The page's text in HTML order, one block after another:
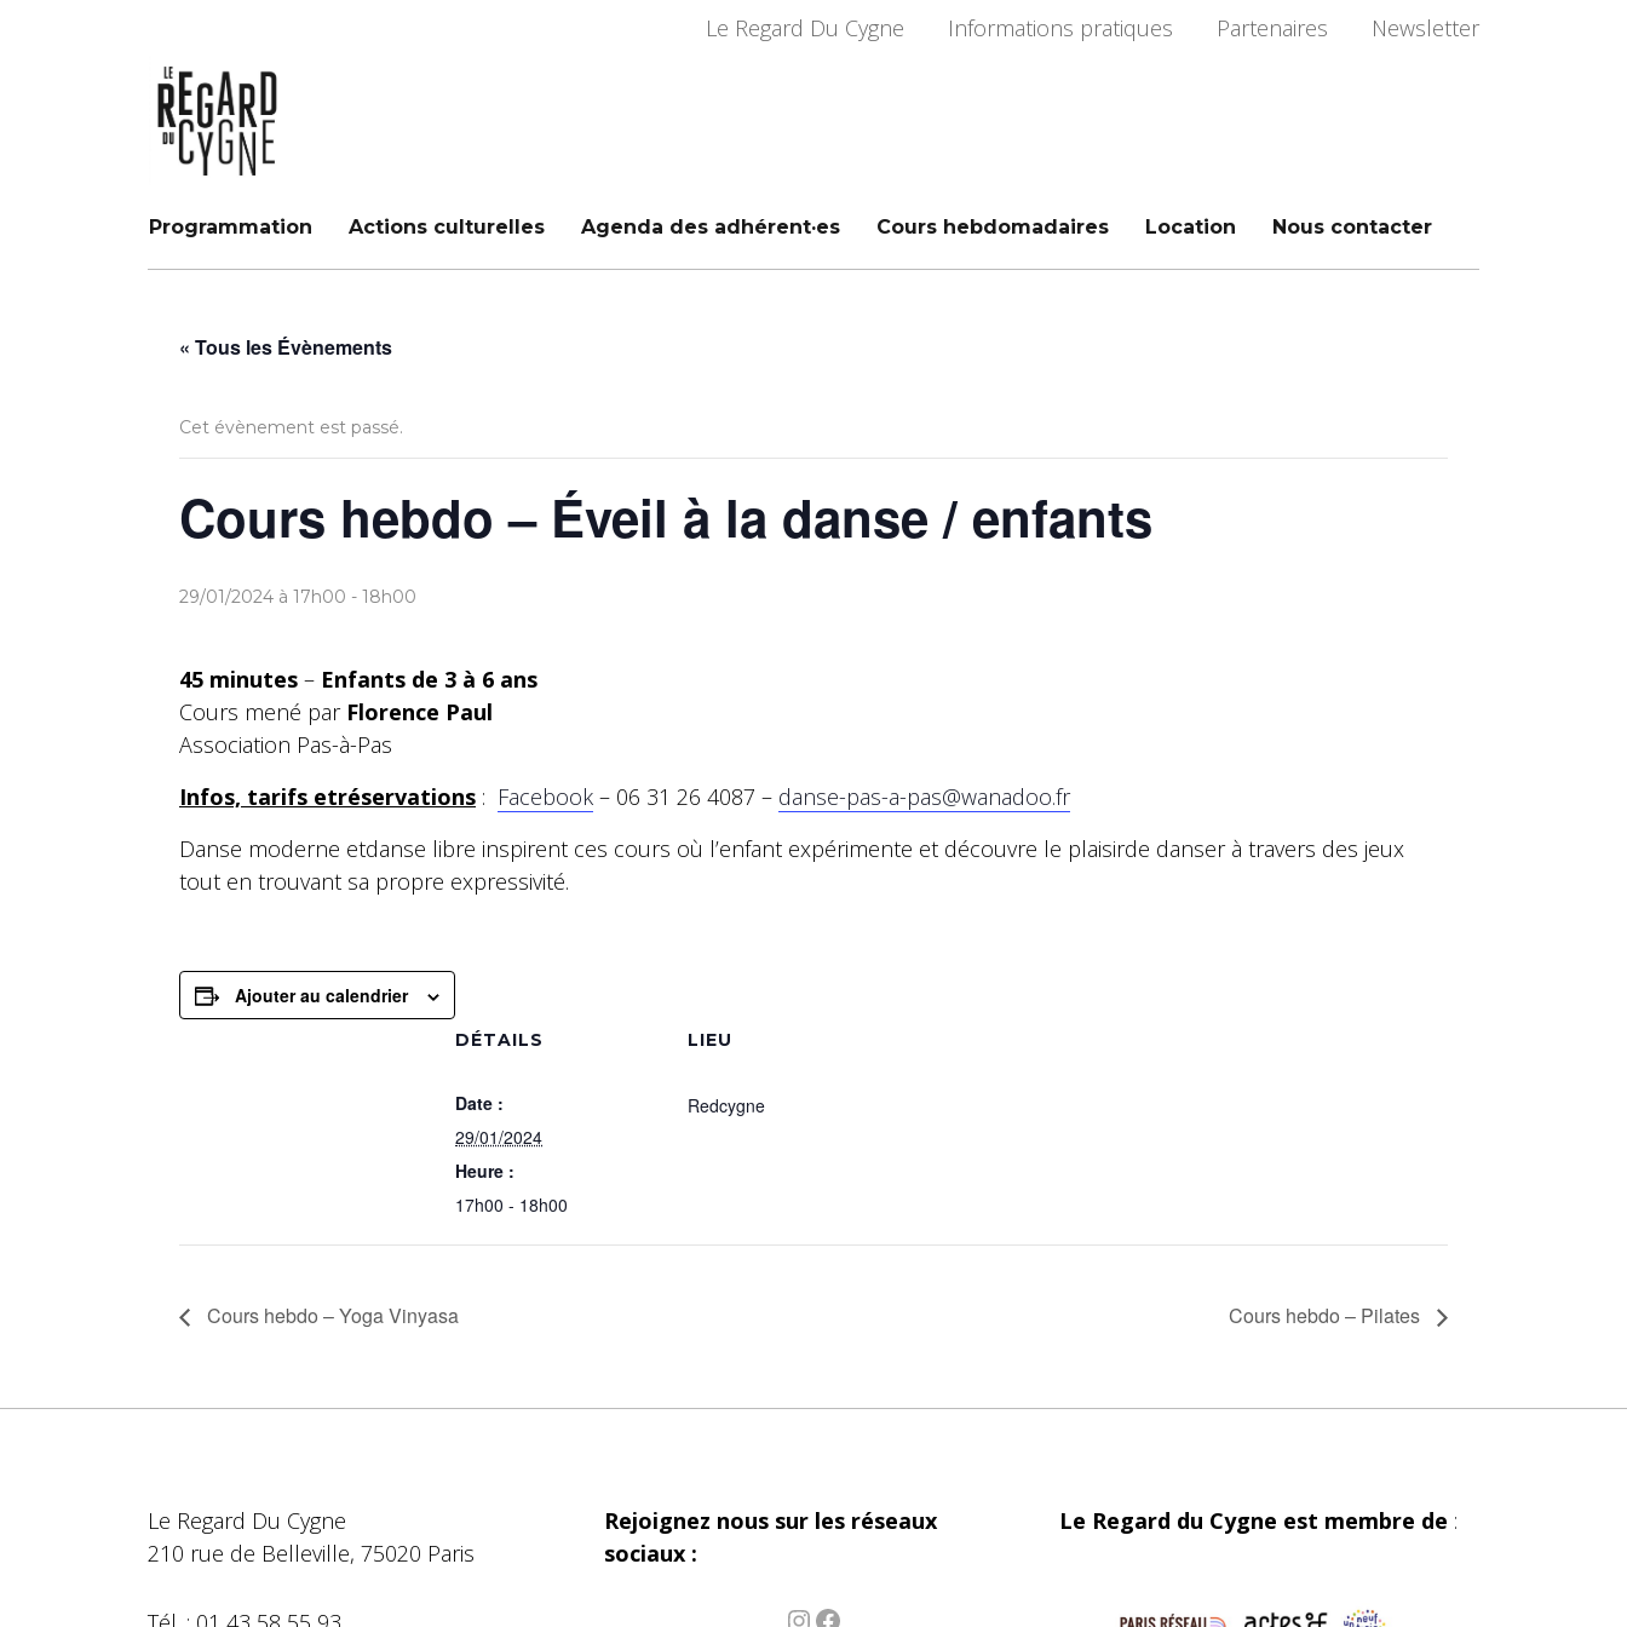
Le Regard Du Cygne Informations pratiques Partenaires Newsletter
Programmation Actions culturelles Agenda des adhérent·es Cours hebdomadaires Location Nous contacter
« Tous les Évènements
Cet évènement est passé.
Cours hebdo – Éveil à la danse / enfants
29/01/2024 à 17h00 - 18h00
45 minutes – Enfants de 3 à 6 ans
Cours mené par Florence Paul
Association Pas-à-Pas
Infos, tarifs etréservations : Facebook – 06 31 26 4087 – danse-pas-a-pas@wanadoo.fr
Danse moderne etdanse libre inspirent ces cours où l’enfant expérimente et découvre le plaisirde danser à travers des jeux
tout en trouvant sa propre expressivité.
Ajouter au calendrier
DÉTAILS
Date :
29/01/2024
Heure :
17h00 - 18h00
LIEU
Redcygne
Cours hebdo – Yoga Vinyasa Cours hebdo – Pilates
Le Regard Du Cygne
210 rue de Belleville, 75020 Paris
Rejoignez nous sur les réseaux
sociaux :
InstagramFacebook
Le Regard du Cygne est membre de :